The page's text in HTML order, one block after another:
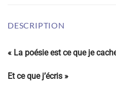
DESCRIPTION
« La poésie est ce que je
Et ce que j’écris »